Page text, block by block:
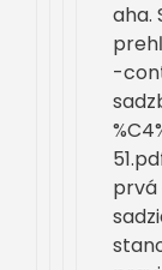
aha.
-
prvá